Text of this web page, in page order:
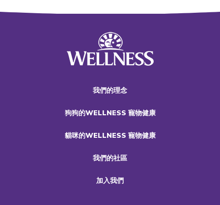
我們的理念
狗狗的WELLNESS 寵物健康
貓咪的WELLNESS 寵物健康
我們的社區
加入我們